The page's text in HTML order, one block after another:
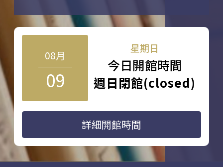
08月
09
星期日
今日開館時間
週日閉館(closed)
詳細開館時間